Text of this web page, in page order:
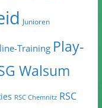
Junioren
Training Play-
Walsum
RSC Chemnitz RSC